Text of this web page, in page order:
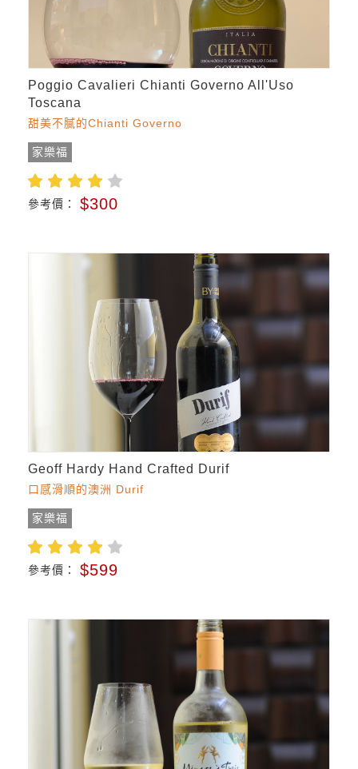
Poggio Cavalieri Chianti Governo All'Uso
Toscana
甜美不膩的Chianti Governo
家樂福
參考價： $300
Geoff Hardy Hand Crafted Durif
口感滑順的澳洲 Durif
家樂福
參考價： $599